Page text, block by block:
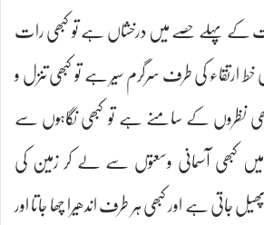
کے پہلے حصے میں درخشاں ہے تو کبھی رات
ارتقاء کی طرف سرگرم سیر ہے تو کبھی تنزل و
نظروں کے سامنے ہے تو کبھی نگاہوں سے
کبھی آسمانی وسعتوں سے لے کر زمین کی
جاتی ہے اور کبھی ہر طرف اندھیرا چھا جاتا اور